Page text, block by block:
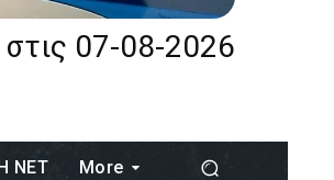
07-08-2026
ΝΕΤ More